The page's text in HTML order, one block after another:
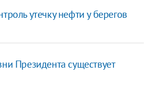
утечку нефти у берегов
Президента существует